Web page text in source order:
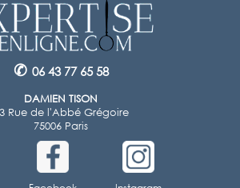
✆ 06 43 77 65 58
DAMIEN TISON
Rue de l'Abbé Grégoire
75006 Paris